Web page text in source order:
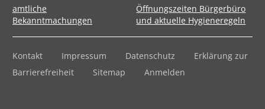
amtliche
Bekanntmachungen
Öffnungszeiten Bürgerbüro
und aktuelle Hygieneregeln
Kontakt Impressum Datenschutz
Erklärung zur
Barrierefreiheit
Sitemap Anmelden